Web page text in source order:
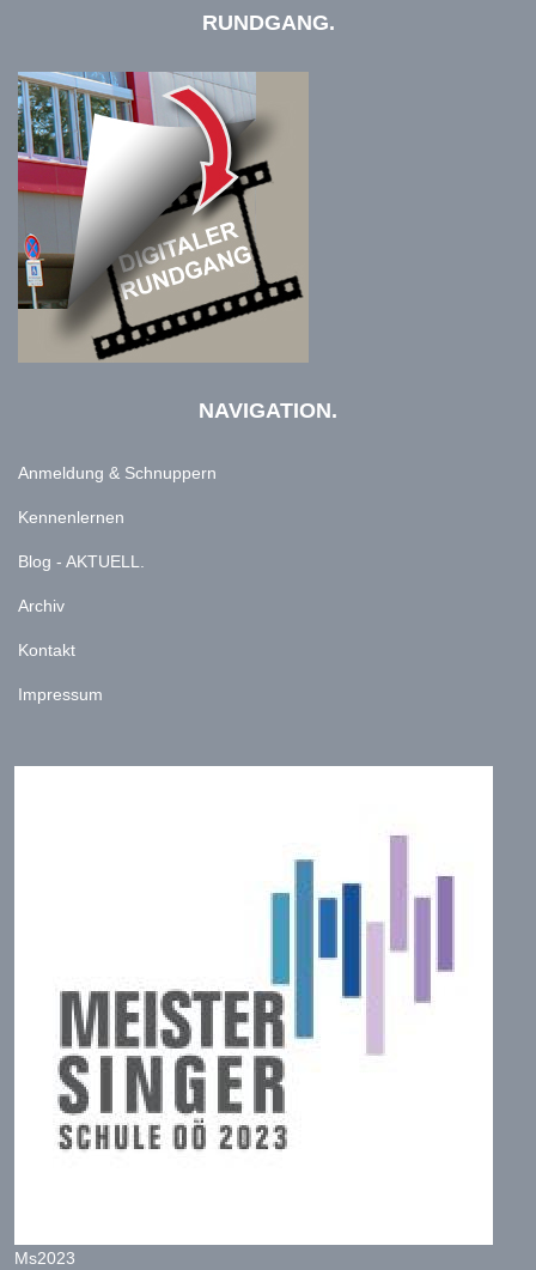
RUNDGANG.
NAVIGATION.
Anmeldung & Schnuppern
Kennenlernen
Blog - AKTUELL.
Archiv
Kontakt
Impressum
Ms2023